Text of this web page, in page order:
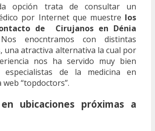
opción trata de consultar un
por Internet que muestre los
de Cirujanos en Dénia
enocntramos con distintas
una atractiva alternativa la cual por
nos ha servido muy bien
especialistas de la medicina en
web “topdoctors”.
ubicaciones próximas a